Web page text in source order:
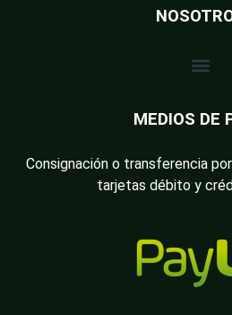
MEDIOS DE
Consignación o transferencia
tarjetas débito y